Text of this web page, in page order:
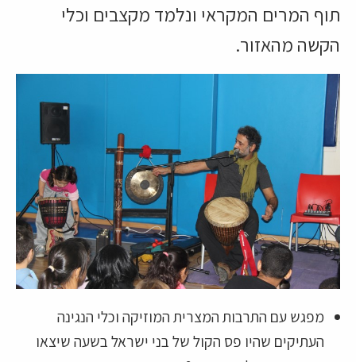
תוף המרים המקראי ונלמד מקצבים וכלי
הקשה מהאזור.
מפגש עם התרבות המצרית המוזיקה וכלי הנגינה
העתיקים שהיו פס הקול של בני ישראל בשעה שיצאו